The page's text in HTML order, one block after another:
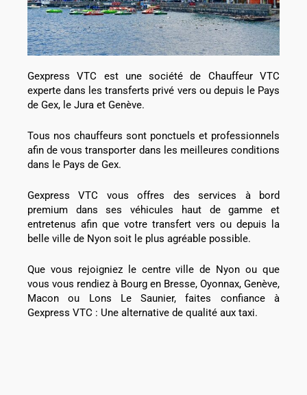
Gexpress VTC est une société de Chauffeur VTC
experte dans les transferts privé vers ou depuis le Pays
de Gex, le Jura et Genève.
Tous nos chauffeurs sont ponctuels et professionnels
afin de vous transporter dans les meilleures conditions
dans le Pays de Gex.
Gexpress VTC vous offres des services à bord
premium dans ses véhicules haut de gamme et
entretenus afin que votre transfert vers ou depuis la
belle ville de Nyon soit le plus agréable possible.
Que vous rejoigniez le centre ville de Nyon ou que
vous vous rendiez à Bourg en Bresse, Oyonnax, Genève,
Macon ou Lons Le Saunier, faites confiance à
Gexpress VTC : Une alternative de qualité aux taxi.